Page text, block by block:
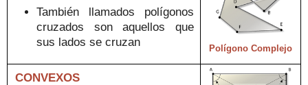
También llamados polígonos
cruzados son aquellos que
sus lados se cruzan
Polígono Complejo
CONVEXOS